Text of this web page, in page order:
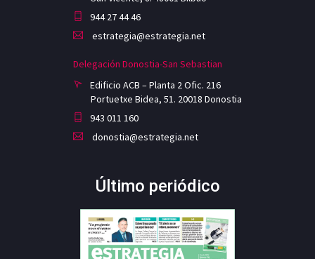
944 27 44 46
estrategia@estrategia.net
Delegación Donostia-San Sebastian
Edificio ACB – Planta 2 Ofic. 216
Portuetxe Bidea, 51. 20018 Donostia
943 011 160
donostia@estrategia.net
Último periódico